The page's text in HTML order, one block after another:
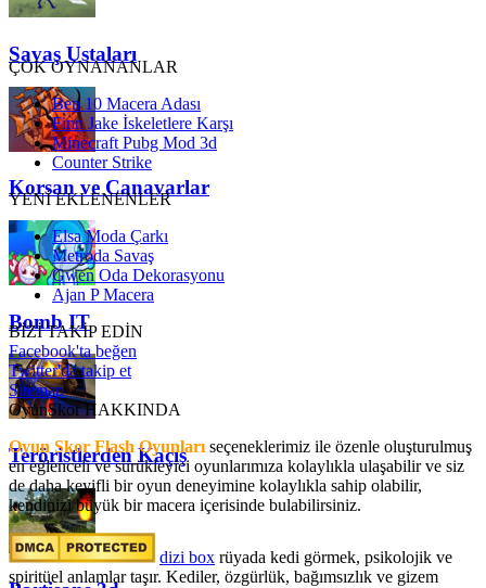
Savaş Ustaları
Korsan ve Canavarlar
Bomb IT
Teröristlerden Kaçış
ÇOK OYNANANLAR
Ben 10 Macera Adası
Finn Jake İskeletlere Karşı
Minecraft Pubg Mod 3d
Counter Strike
YENİ EKLENENLER
Elsa Moda Çarkı
Metroda Savaş
Gwen Oda Dekorasyonu
Ajan P Macera
BİZİ TAKİP EDİN
Facebook'ta beğen
Twitter'da takip et
Sitemap
OyunSkor HAKKINDA
Oyun Skor Flash Oyunları seçeneklerimiz ile özenle oluşturulmuş
en eğlenceli ve sürükleyici oyunlarımıza kolaylıkla ulaşabilir ve siz
de daha keyifli bir oyun deneyimine kolaylıkla sahip olabilir,
kendinizi büyük bir macera içerisinde bulabilirsiniz.
dizi box rüyada kedi görmek​, psikolojik ve
spiritüel anlamlar taşır. Kediler, özgürlük, bağımsızlık ve gizem